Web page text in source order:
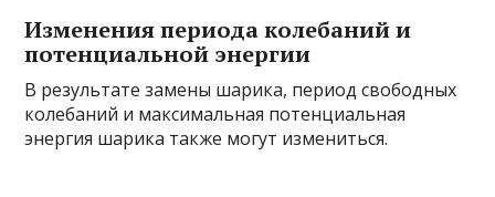
Изменения периода колебаний и
потенциальной энергии
В результате замены шарика, период свободных
колебаний и максимальная потенциальная
энергия шарика также могут измениться.